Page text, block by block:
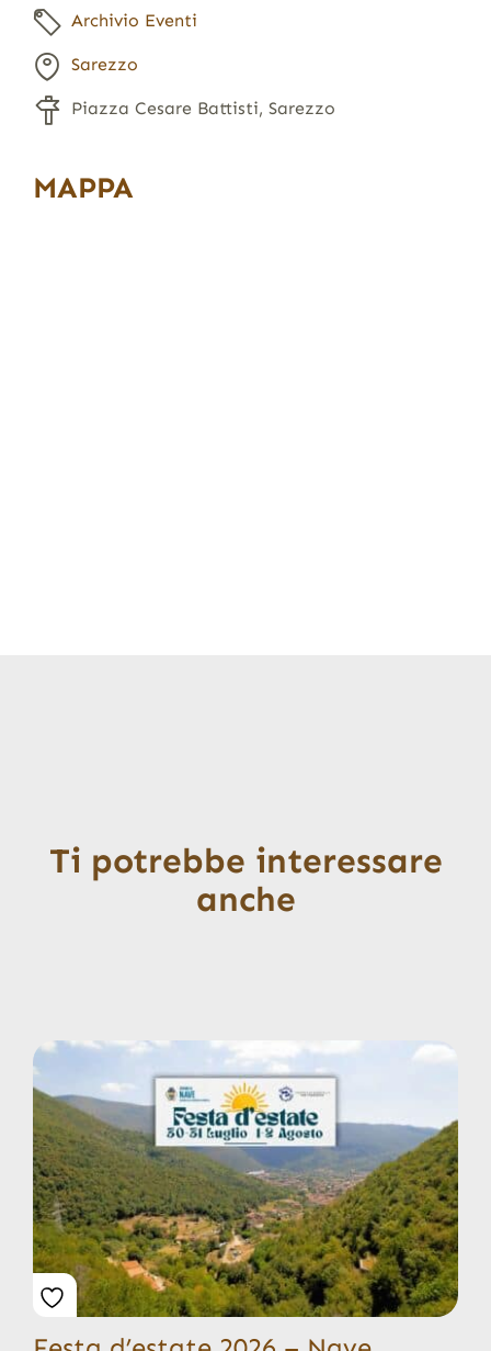
Archivio Eventi
Sarezzo
Piazza Cesare Battisti, Sarezzo
MAPPA
Ti potrebbe interessare
anche